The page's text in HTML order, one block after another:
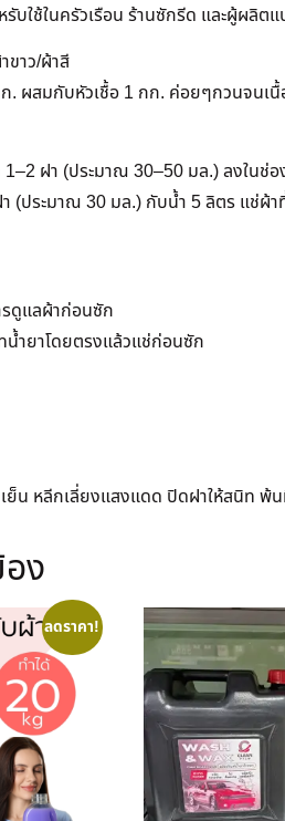
รับใช้ในครัวเรือน ร้านซักรีด และผู้ผลิต
ขาว/ผ้าสี
. ผสมกับหัวเชื้อ 1 กก. ค่อยๆกวนจนเนื้
1–2 ฝา (ประมาณ 30–50 มล.) ลงในช่
(ประมาณ 30 มล.) กับน้ำ 5 ลิตร แช่ผ้า
ดูแลผ้าก่อนซัก
น้ำยาโดยตรงแล้วแช่ก่อนซัก
ย็น หลีกเลี่ยงแสงแดด ปิดฝาให้สนิท พ้
ง
ลดราคา!